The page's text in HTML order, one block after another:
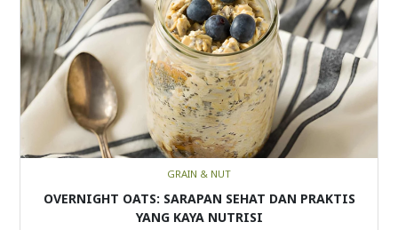
GRAIN & NUT
OVERNIGHT OATS: SARAPAN SEHAT DAN PRAKTIS
YANG KAYA NUTRISI